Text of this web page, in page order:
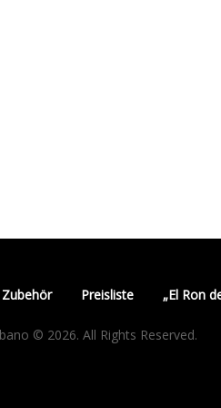
Zubehör Preisliste „El Ron
© 2026. All Rights Reserved.